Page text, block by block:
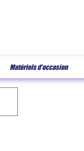
Matériels d'occasion